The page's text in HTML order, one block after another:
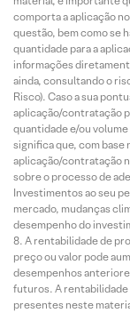
comporta a aplicação
questão, bem como se
quantidade para a
informações
ainda, consultando o
Risco). Caso a sua
aplicação/contratação
quantidade e/ou
significa que, com base
aplicação/contratação
sobre o processo de
Investimentos ao seu
mercado, mudanças
desempenho do
A rentabilidade de
preço ou valor pode
desempenhos
futuros. A rentabilidade
presentes neste